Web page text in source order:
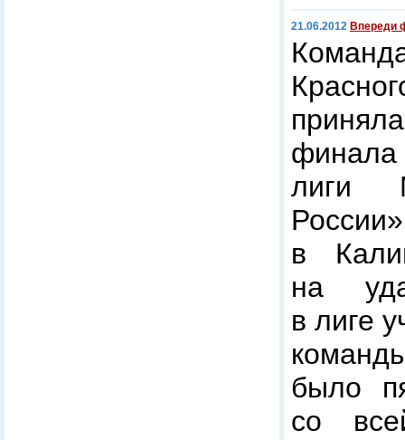
21.06.2012 Впереди
лиги
в
на
в лиге
было
со